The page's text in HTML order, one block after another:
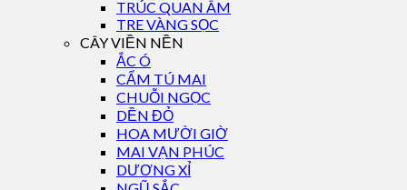
TRÚC QUAN ÂM
TRE VÀNG SỌC
CÂY VIỀN NỀN
ẮC Ó
CẨM TÚ MAI
CHUỖI NGỌC
DỀN ĐỎ
HOA MƯỜI GIỜ
MAI VẠN PHÚC
DƯƠNG XỈ